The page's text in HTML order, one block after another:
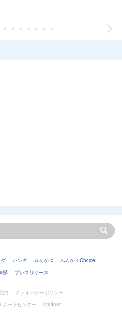
バンク みんかぶ
みんかぶChoice
探 プレスリリース
約
プライバシーポリシー
ポートセンター
livedoor